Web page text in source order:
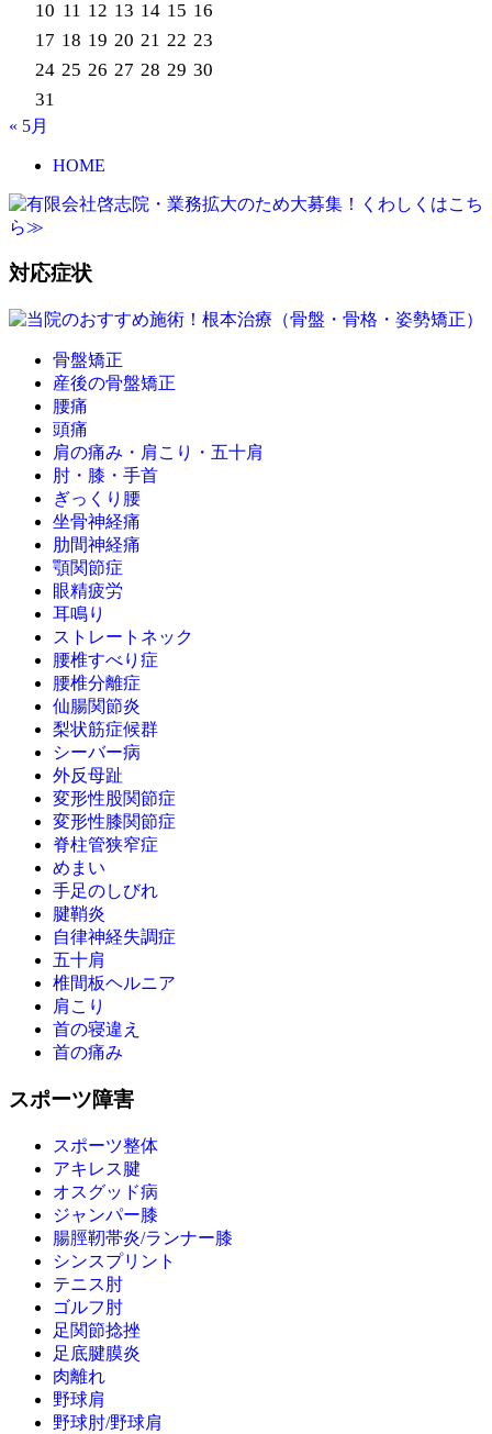
10 11 12 13 14 15 16
17 18 19 20 21 22 23
24 25 26 27 28 29 30
31
« 5月
HOME
対応症状
骨盤矯正
産後の骨盤矯正
腰痛
頭痛
肩の痛み・肩こり・五十肩
肘・膝・手首
ぎっくり腰
坐骨神経痛
肋間神経痛
顎関節症
眼精疲労
耳鳴り
ストレートネック
腰椎すべり症
腰椎分離症
仙腸関節炎
梨状筋症候群
シーバー病
外反母趾
変形性股関節症
変形性膝関節症
脊柱管狭窄症
めまい
手足のしびれ
腱鞘炎
自律神経失調症
五十肩
椎間板ヘルニア
肩こり
首の寝違え
首の痛み
スポーツ障害
スポーツ整体
アキレス腱
オスグッド病
ジャンパー膝
腸脛靭帯炎/ランナー膝
シンスプリント
テニス肘
ゴルフ肘
足関節捻挫
足底腱膜炎
肉離れ
野球肩
野球肘/野球肩